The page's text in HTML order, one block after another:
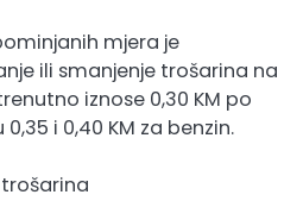
mjera je
ili smanjenje trošarina na
iznose 0,30 KM po
i 0,40 KM za benzin.